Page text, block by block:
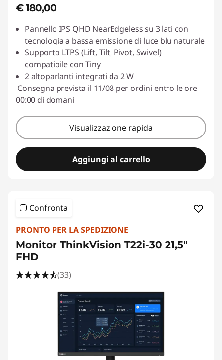
€ 180,00
Pannello IPS QHD NearEdgeless su 3 lati con
tecnologia a bassa emissione di luce blu naturale
Supporto LTPS (Lift, Tilt, Pivot, Swivel)
compatibile con Tiny
2 altoparlanti integrati da 2 W
Consegna prevista il 11/08 per ordini entro le ore
00:00 di domani
Visualizzazione rapida
Aggiungi al carrello
Confronta
PRONTO PER LA SPEDIZIONE
Monitor ThinkVision T22i-30 21,5"
FHD
(33)